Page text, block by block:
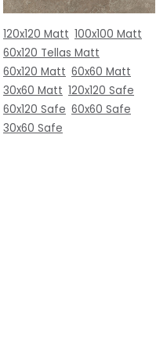
120x120 Matt 100x100 Matt
60x120 Tellas Matt
60x120 Matt 60x60 Matt
30x60 Matt 120x120 Safe
60x120 Safe 60x60 Safe
30x60 Safe